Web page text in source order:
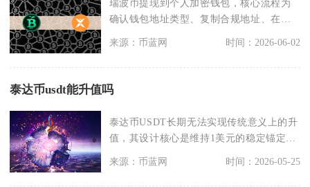
瑞波币提现到个人加密钱包，核心流程为
确认钱包地址类型、复制合规地址、在交
来源：币蓝网 时间：2026-06-02
泰达币usdt能升值吗
泰达币USDT长期无法实现传统意义上的升
值，其设计核心是维持1美元的稳定锚定，
来源：币蓝网 时间：2026-05-25